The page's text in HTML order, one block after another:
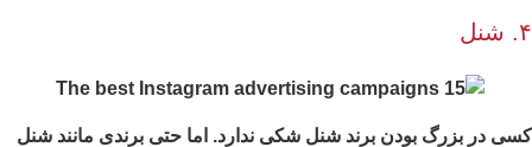
در بزرگ بودن برند شنل شکی ندارد. اما حتی برندی مانند شنل